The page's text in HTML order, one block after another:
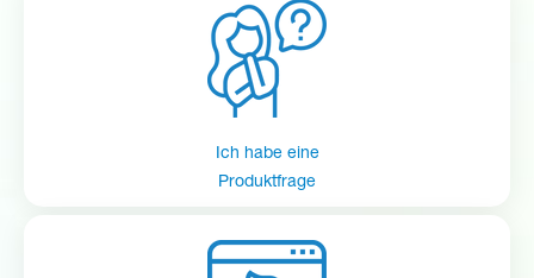
Ich habe eine
Produktfrage